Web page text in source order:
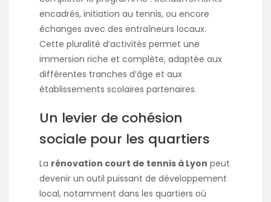
encadrés, initiation au tennis, ou encore
échanges avec des entraîneurs locaux.
Cette pluralité d’activités permet une
immersion riche et complète, adaptée aux
différentes tranches d’âge et aux
établissements scolaires partenaires.
Un levier de cohésion
sociale pour les quartiers
La rénovation court de tennis à Lyon peut
devenir un outil puissant de développement
local, notamment dans les quartiers où